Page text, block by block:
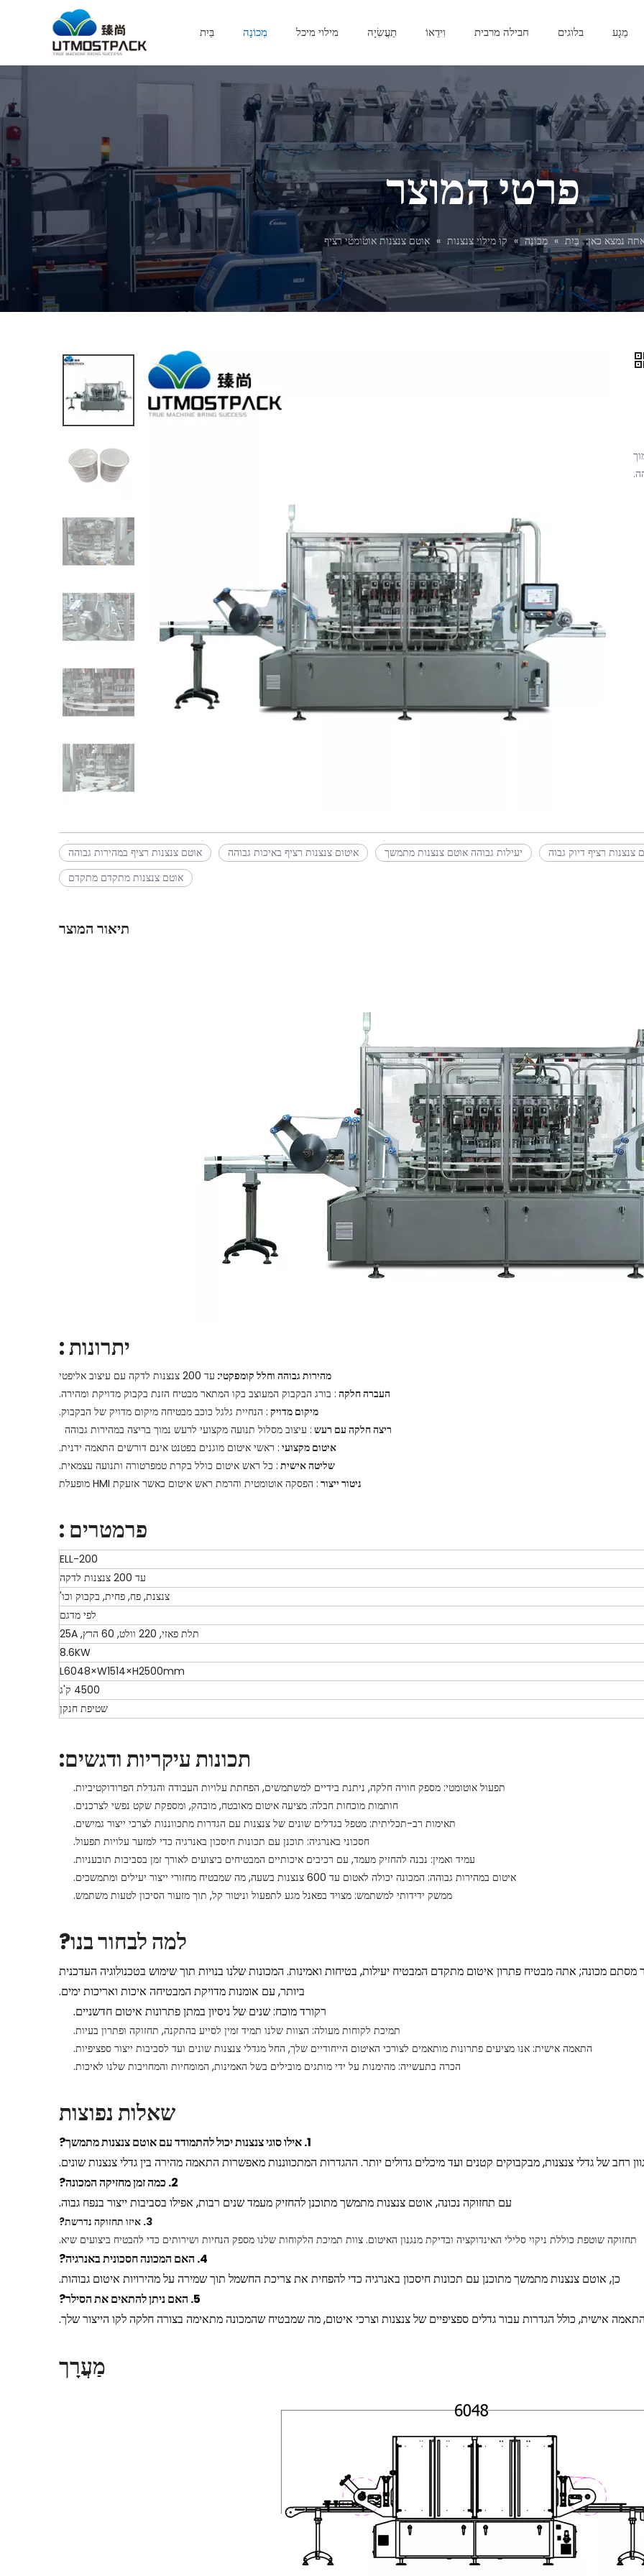
בַּיִת מְכוֹנָה מילוי מיכל תַעֲשִׂיָה וִידֵאוֹ חבילה מרבית בלוגים מַגָע
פרטי המוצר
נמצא כאן: בַּיִת » מְכוֹנָה » קו מילוי צנצנות » אוטם צנצנות אוטומטי רציף
אוטם צנצנות רציף במהירות גבוהה איטום צנצנות רציף באיכות גבוהה יעילות גבוהה אוטם צנצנות מתמשך צנצנות רציף דיוק גבוה
אוטם צנצנות מתקדם מתקדם
תיאור המוצר
יתרונות:
מהירות גבוהה וחלל קומפקטי: עד 200 צנצנות לדקה עם עיצוב אליפטי
העברה חלקה : בורג הבקבוק המעוצב בקו המתאר מבטיח הזנת בקבוק מדויקת ומהירה.
מיקום מדויק : הנחיית גלגל כוכב מבטיחה מיקום מדויק של הבקבוק.
ריצה חלקה עם רעש : עיצוב מסלול תנועה מקצועי לרעש נמוך בריצה במהירות גבוהה
איטום מקצועי : ראשי איטום מוגנים בפטנט אינם דורשים התאמה ידנית.
שליטה אישית : כל ראש איטום כולל בקרת טמפרטורה ותנועה עצמאית.
ניטור ייצור : הפסקה אוטומטית והרמת ראש איטום כאשר אזעקת HMI מופעלת
פרמטרים :
ELL-200
עד 200 צנצנות לדקה
צנצנת, פח, פחית, בקבוק וכו'
לפי מדגם
תלת פאזי, 220 וולט, 60 הרץ, 25A
8.6KW
L6048×W1514×H2500mm
4500 ק'ג
שטיפת חנקן
תכונות עיקריות ודגשים:
תפעול אוטומטי: מספק חוויה חלקה, ניתנת בידיים למשתמשים, הפחתת עלויות העבודה והגדלת הפרודוקטיביות.
חותמות מוכחות חבלה: מציעה איטום מאובטח, מובהק, ומספקת שקט נפשי לצרכנים.
תאימות רב-תכליתית: מטפל בגדלים שונים של צנצנות עם הגדרות מתכווננות לצרכי ייצור גמישים.
חסכוני באנרגיה: תוכנן עם תכונות חיסכון באנרגיה כדי למזער עלויות תפעול.
עמיד ואמין: נבנה להחזיק מעמד, עם רכיבים איכותיים המבטיחים ביצועים לאורך זמן בסביבות תובעניות.
איטום במהירות גבוהה: המכונה יכולה לאטום עד 600 צנצנות בשעה, מה שמבטיח מחזורי ייצור יעילים ומתמשכים.
ממשק ידידותי למשתמש: מצויד בפאנל מגע לתפעול וניטור קל, תוך מזעור הסיכון לטעות משתמש.
למה לבחור בנו?
מכונה; אתה מבטיח פתרון איטום מתקדם המבטיח יעילות, בטיחות ואמינות. המכונות שלנו בנויות תוך שימוש בטכנולוגיה העדכנית
ביותר, עם אומנות מדויקת המבטיחה איכות ואריכות ימים.
רקורד מוכח: שנים של ניסיון במתן פתרונות איטום חדשניים.
תמיכת לקוחות מעולה: הצוות שלנו תמיד זמין לסייע בהתקנה, תחזוקה ופתרון בעיות.
התאמה אישית: אנו מציעים פתרונות מותאמים לצורכי האיטום הייחודיים שלך, החל מגדלי צנצנות שונים ועד לסביבות ייצור ספציפיות.
הכרה בתעשייה: מהימנות על ידי מותגים מובילים בשל האמינות, המומחיות והמחויבות שלנו לאיכות.
שאלות נפוצות
1. אילו סוגי צנצנות יכול להתמודד עם אוטם צנצנות מתמשך?
רחב של גדלי צנצנות, מבקבוקים קטנים ועד מיכלים גדולים יותר. ההגדרות המתכווננות מאפשרות התאמה מהירה בין גדלי צנצנות שונים.
2. כמה זמן מחזיקה המכונה?
עם תחזוקה נכונה, אוטם צנצנות מתמשך מתוכנן להחזיק מעמד שנים רבות, אפילו בסביבות ייצור בנפח גבוה.
3. איזו תחזוקה נדרשת?
תחזוקה שוטפת כוללת ניקוי סלילי האינדוקציה ובדיקת מנגנון האיטום. צוות תמיכת הלקוחות שלנו מספק הנחיות ושירותים כדי להבטיח ביצועים שיא.
4. האם המכונה חסכונית באנרגיה?
כן, אוטם צנצנות מתמשך מתוכנן עם תכונות חיסכון באנרגיה כדי להפחית את צריכת החשמל תוך שמירה על מהירויות איטום גבוהות.
5. האם ניתן להתאים את הסילר?
אישית, כולל הגדרות עבור גדלים ספציפיים של צנצנות וצרכי ​​איטום, מה שמבטיח שהמכונה מתאימה בצורה חלקה לקו הייצור שלך.
מַעֲרָך